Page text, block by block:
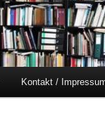
Kontakt /